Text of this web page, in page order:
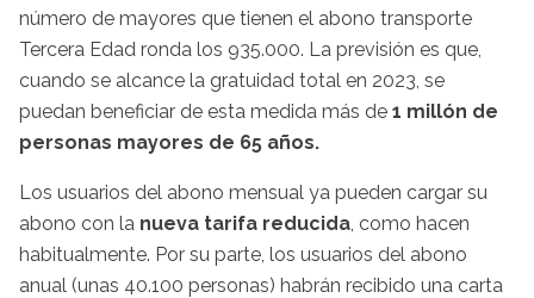
número de mayores que tienen el abono transporte
Tercera Edad ronda los 935.000. La previsión es que,
cuando se alcance la gratuidad total en 2023, se
puedan beneficiar de esta medida más de 1 millón de
personas mayores de 65 años.
Los usuarios del abono mensual ya pueden cargar su
abono con la nueva tarifa reducida , como hacen
habitualmente. Por su parte, los usuarios del abono
anual (unas 40.100 personas) habrán recibido una carta